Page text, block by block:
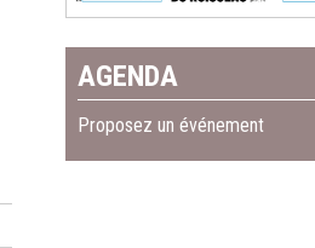
AGENDA
Proposez un événement